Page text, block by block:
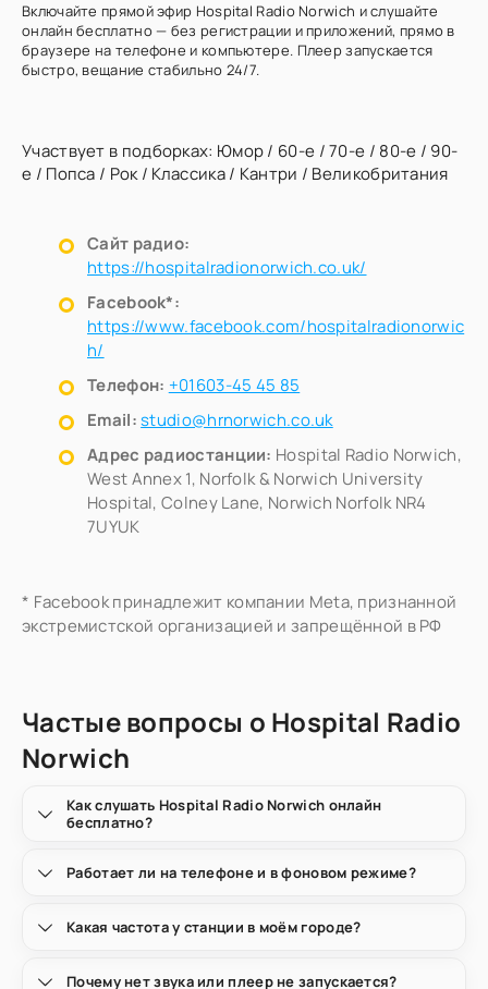
Включайте прямой эфир Hospital Radio Norwich и слушайте
онлайн бесплатно — без регистрации и приложений, прямо в
браузере на телефоне и компьютере. Плеер запускается
быстро, вещание стабильно 24/7.
Участвует в подборках: Юмор/ 60-е /70-е / 80-е / 90-
е / Попса / Рок/ Классика/ Кантри / Великобритания
Сайт радио:
https://hospitalradionorwich.co.uk/
Facebook*:
https://www.facebook.com/hospitalradionorwic
h/
Телефон: +01603-45 45 85
Email:studio@hrnorwich.co.uk
Адрес радиостанции: Hospital Radio Norwich,
West Annex 1, Norfolk & Norwich University
Hospital, Colney Lane, Norwich Norfolk NR4
7UYUK
* Facebook принадлежит компании Meta, признанной
экстремистской организацией и запрещённой в РФ
Частые вопросы о Hospital Radio
Norwich
Как слушать Hospital Radio Norwich онлайн
бесплатно?
Работает ли на телефоне и в фоновом режиме?
Какая частота у станции в моём городе?
Почему нет звука или плеер не запускается?